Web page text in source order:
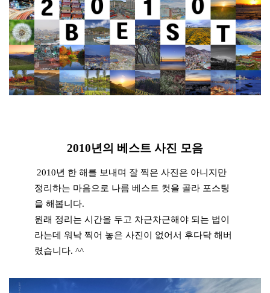
2010년의 베스트 사진 모음
2010년 한 해를 보내며 잘 찍은 사진은 아니지만
정리하는 마음으로 나름 베스트 컷을 골라 포스팅
을 해봅니다.
원래 정리는 시간을 두고 차근차근해야 되는 법이
라는데 워낙 찍어 놓은 사진이 없어서 후다닥 해버
렸습니다. ^^